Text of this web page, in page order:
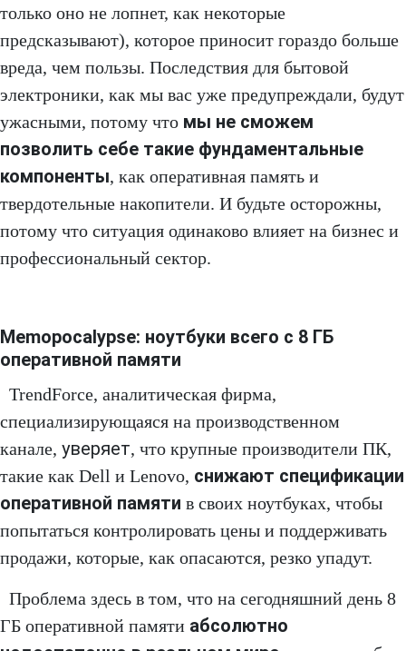
только оно не лопнет, как некоторые
предсказывают), которое приносит гораздо больше
вреда, чем пользы. Последствия для бытовой
электроники, как мы вас уже предупреждали, будут
ужасными, потому что мы не сможем
позволить себе такие фундаментальные
компоненты, как оперативная память и
твердотельные накопители. И будьте осторожны,
потому что ситуация одинаково влияет на бизнес и
профессиональный сектор.
Memopocalypse: ноутбуки всего с 8 ГБ
оперативной памяти
TrendForce, аналитическая фирма,
специализирующаяся на производственном
канале, уверяет, что крупные производители ПК,
такие как Dell и Lenovo, снижают спецификации
оперативной памяти в своих ноутбуках, чтобы
попытаться контролировать цены и поддерживать
продажи, которые, как опасаются, резко упадут.
Проблема здесь в том, что на сегодняшний день 8
ГБ оперативной памяти абсолютно